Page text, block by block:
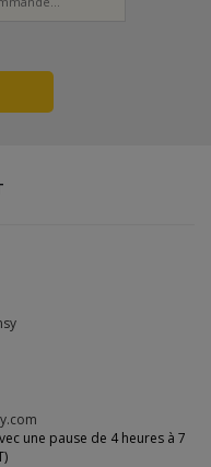
une pause de 4 heures à 7